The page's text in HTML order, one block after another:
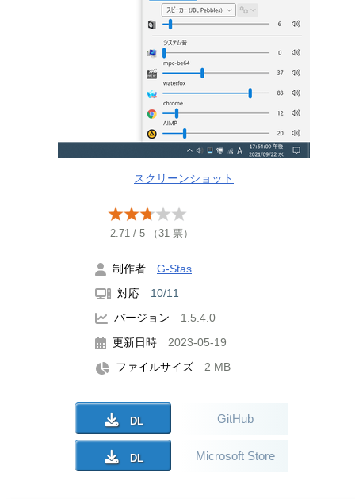
スクリーンショット
2.71 / 5 （31 票）
制作者 G-Stas
対応 10/11
バージョン 1.5.4.0
更新日時 2023-05-19
ファイルサイズ 2 MB
GitHub
Microsoft Store